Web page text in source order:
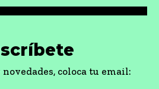
coloca tu email: